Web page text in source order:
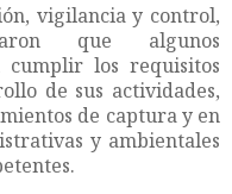
vigilancia y control,
que algunos
cumplir los requisitos
de sus actividades,
de captura y en
y ambientales